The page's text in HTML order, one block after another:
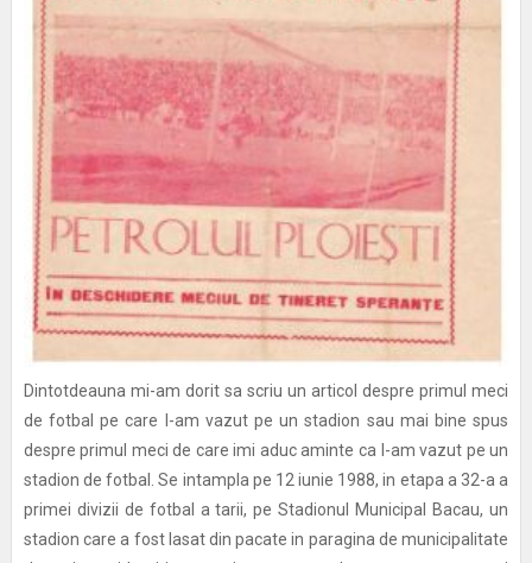
Dintotdeauna mi-am dorit sa scriu un articol despre primul meci
de fotbal pe care l-am vazut pe un stadion sau mai bine spus
despre primul meci de care imi aduc aminte ca l-am vazut pe un
stadion de fotbal. Se intampla pe 12 iunie 1988, in etapa a 32-a a
primei divizii de fotbal a tarii, pe Stadionul Municipal Bacau, un
stadion care a fost lasat din pacate in paragina de municipalitate